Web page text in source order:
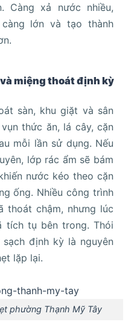
Càng xả nước nhiều,
lớn và tạo thành
miệng thoát định kỳ
sàn, khu giặt và sân
thức ăn, lá cây, cặn
mỗi lần sử dụng. Nếu
lớp rác ẩm sẽ bám
nước kéo theo cặn
ống. Nhiều công trình
thoát chậm, nhưng lúc
tích tụ bên trong. Thói
định kỳ là nguyên
lặp lại.
phường Thạnh Mỹ Tây